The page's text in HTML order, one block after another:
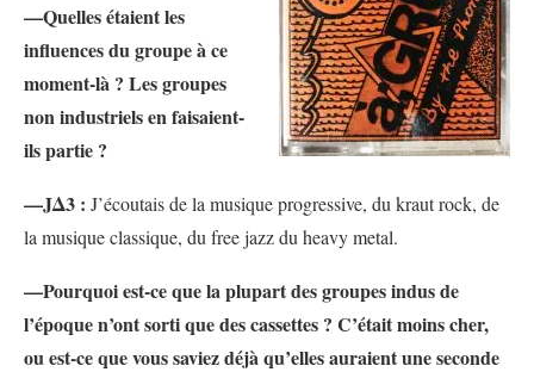
—Quelles étaient les
influences du groupe à ce
moment-là ? Les groupes
non industriels en faisaient-
ils partie ?
—JΔ3 : J’écoutais de la musique progressive, du kraut rock, de
la musique classique, du free jazz du heavy metal.
—Pourquoi est-ce que la plupart des groupes indus de
l’époque n’ont sorti que des cassettes ? C’était moins cher,
ou est-ce que vous saviez déjà qu’elles auraient une seconde